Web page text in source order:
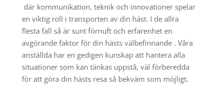
där kommunikation, teknik och innovationer spelar
en viktig roll i transporten av din häst. I de allra
flesta fall så är sunt förnuft och erfarenhet en
avgörande faktor för din hästs välbefinnande . Våra
anställda har en gedigen kunskap att hantera alla
situationer som kan tänkas uppstå, väl förberedda
för att göra din hästs resa så bekväm som möjligt.